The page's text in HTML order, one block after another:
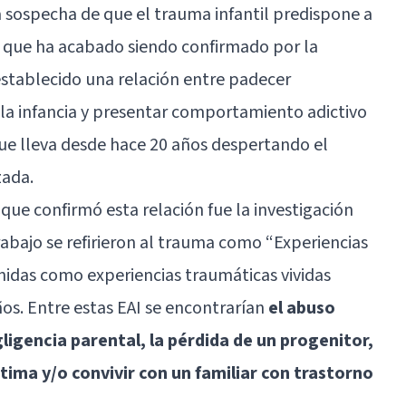
de que el trauma infantil predispone a
ha acabado siendo confirmado por la
una relación entre padecer
infancia y presentar comportamiento adictivo
lleva desde hace 20 años despertando el
confirmó esta relación fue la investigación
se refirieron al trauma como “Experiencias
como experiencias traumáticas vividas
Entre estas EAI se encontrarían el abuso
parental, la pérdida de un progenitor,
y/o convivir con un familiar con trastorno